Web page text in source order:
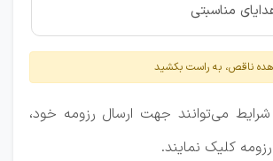
مناسبتی
ناقص، به راست بکشید
می‌توانند جهت ارسال رزومه خود،
کلیک نمایند.